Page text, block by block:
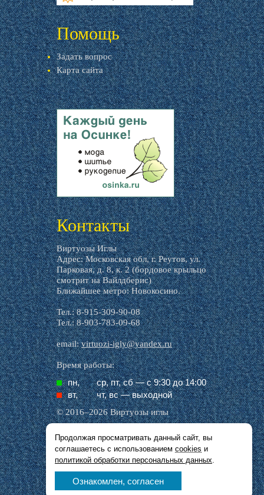
livemaster.ru
Помощь
Задать вопрос
Карта сайта
livemaster.ru
Контакты
Виртуозы Иглы
Адрес: Московская обл, г. Реутов, ул.
Парковая, д. 8, к. 2 (бордовое крыльцо
смотрит на Вайлдберис)
Ближайшее метро: Новокосино.
Тел.: 8-915-309-90-08
Тел.: 8-903-783-09-68
email:virtuozi-igly@yandex.ru
Время работы:
пн,
ср, пт, cб — с 9:30 до 14:00
вт,
чт, вс — выходной
© 2016–2026 Виртуозы иглы
Все названия производителей, символика и
описания, присутствующие в наших картинках
и тексте, используются исключительно в целях
идентификации.
Продолжая просматривать данный сайт, вы
соглашаетесь с использованием cookies и
политикой обработки персональных данных.
Ознакомлен, согласен